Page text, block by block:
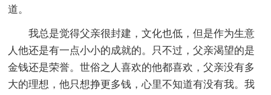
道。
我总是觉得父亲很封建，文化也低，但是作为生意
人他还是有一点小小的成就的。只不过，父亲渴望的是
金钱还是荣誉。世俗之人喜欢的他都喜欢，父亲没有多
大的理想，他只想挣更多钱，心里不知道有没有我。我